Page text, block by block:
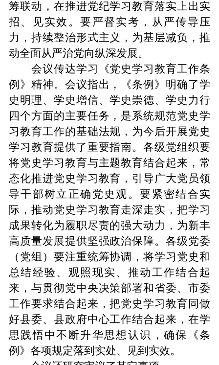
筹联动，在推进党纪学习教育落实上出实
招、见实效。要严督实考，从严传导压
力，持续整治形式主义，为基层减负，推
动全面从严治党向纵深发展。
会议传达学习《党史学习教育工作条
例》精神。会议指出，《条例》明确了学
史明理、学史增信、学史崇德、学史力行
四个方面的主要任务，是系统规范党史学
习教育工作的基础法规，为今后开展党史
学习教育提供了重要指南。各级党组织要
将党史学习教育与主题教育结合起来，常
态化推进党史学习教育，引导广大党员领
导干部树立正确党史观。要紧密结合实
际，推动党史学习教育走深走实，把学习
成果转化为履职尽责的强大动力，为新丰
高质量发展提供坚强政治保障。各级党委
（党组）要注重统筹协调，将学习党史和
总结经验、观照现实、推动工作结合起
来，与贯彻党中央决策部署和省委、市委
工作要求结合起来，把党史学习教育同做
好县委、县政府中心工作结合起来，在学
思践悟中不断升华思想认识，确保《条
例》各项规定落到实处、见到实效。